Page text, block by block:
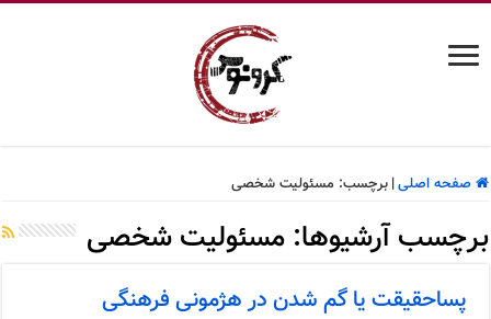
صفحه اصلی| برچسب: مسئولیت شخصی
برچسب آرشیوها:مسئولیت شخصی
پساحقیقت یا گم شدن در هژمونی فرهنگی